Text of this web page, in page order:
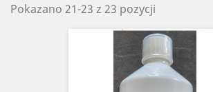
Pokazano 21-23 z 23 pozycji